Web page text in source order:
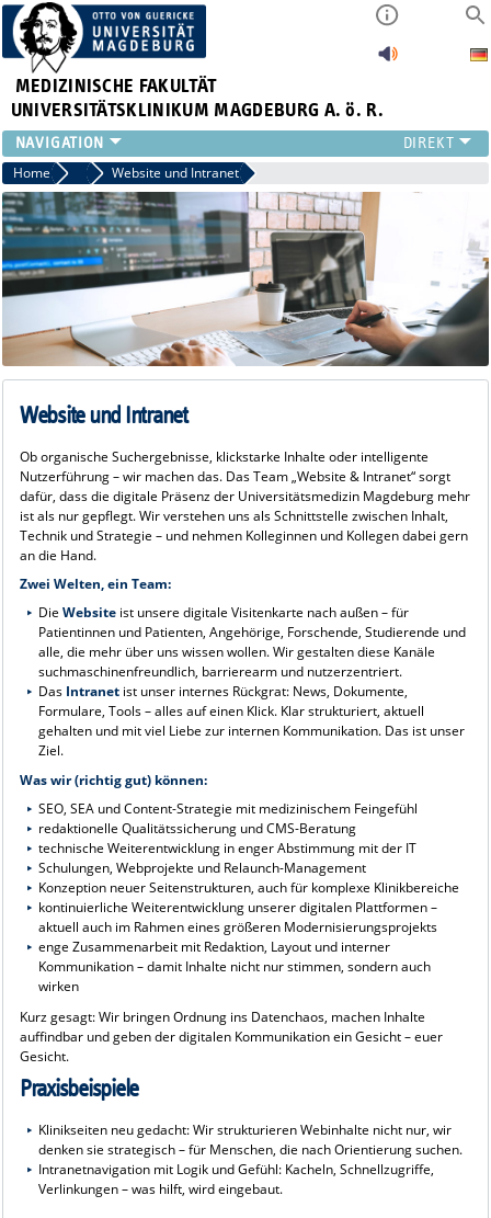
MEDIZINISCHE FAKULTÄT
UNIVERSITÄTSKLINIKUM MAGDEBURG A. ö. R.
INSTITUTE
KLINIKEN
ZENTRALE EINRICHTUNGEN
FORSCHUNG
PRESSE
INTERNATIONAL
Home Marketing, Kommunikation und Medien
Website und Intranet
Website und Intranet
Ob organische Suchergebnisse, klickstarke Inhalte oder intelligente
Nutzerführung – wir machen das. Das Team „Website & Intranet“ sorgt
dafür, dass die digitale Präsenz der Universitätsmedizin Magdeburg mehr
ist als nur gepflegt. Wir verstehen uns als Schnittstelle zwischen Inhalt,
Technik und Strategie – und nehmen Kolleginnen und Kollegen dabei gern
an die Hand.
Zwei Welten, ein Team:
DieWebsite ist unsere digitale Visitenkarte nach außen – für
Patientinnen und Patienten, Angehörige, Forschende, Studierende und
alle, die mehr über uns wissen wollen. Wir gestalten diese Kanäle
suchmaschinenfreundlich, barrierearm und nutzerzentriert.
Das Intranet ist unser internes Rückgrat: News, Dokumente,
Formulare, Tools – alles auf einen Klick. Klar strukturiert, aktuell
gehalten und mit viel Liebe zur internen Kommunikation. Das ist unser
Ziel.
Was wir (richtig gut) können:
SEO, SEA und Content-Strategie mit medizinischem Feingefühl
redaktionelle Qualitätssicherung und CMS-Beratung
technische Weiterentwicklung in enger Abstimmung mit der IT
Schulungen, Webprojekte und Relaunch-Management
Konzeption neuer Seitenstrukturen, auch für komplexe Klinikbereiche
kontinuierliche Weiterentwicklung unserer digitalen Plattformen –
aktuell auch im Rahmen eines größeren Modernisierungsprojekts
enge Zusammenarbeit mit Redaktion, Layout und interner
Kommunikation – damit Inhalte nicht nur stimmen, sondern auch
wirken
Kurz gesagt: Wir bringen Ordnung ins Datenchaos, machen Inhalte
auffindbar und geben der digitalen Kommunikation ein Gesicht – euer
Gesicht.
Praxisbeispiele
Klinikseiten neu gedacht: Wir strukturieren Webinhalte nicht nur, wir
denken sie strategisch – für Menschen, die nach Orientierung suchen.
Intranetnavigation mit Logik und Gefühl: Kacheln, Schnellzugriffe,
Verlinkungen – was hilft, wird eingebaut.